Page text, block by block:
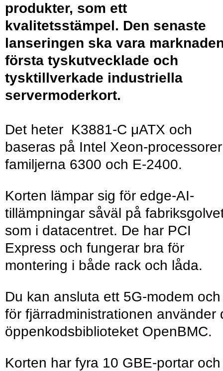
produkter, som ett
kvalitetsstämpel. Den senaste
lanseringen ska vara
första tyskutvecklade och
tysktillverkade industriella
servermoderkort.
Det heter K3881-C μATX och
baseras på Intel Xeon-
familjerna 6300 och E-2400.
Korten lämpar sig för edge-AI-
tillämpningar såväl på
som i datacentret. De har PCI
Express och fungerar bra för
montering i både rack och låda.
Du kan ansluta ett 5G-modem och
för fjärradministrationen använder
öppenkodsbiblioteket OpenBMC.
Korten har fyra 10 GBE-portar och